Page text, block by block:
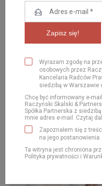
ARTYKUŁY
Wyrażam zgodę na
osobowych przez
Kancelaria Radców
siedzibą w Warszawie
Chcę być informowany e-
Raczyński Skalski &
Spółka Partnerska z
mnie adres e-mail. Czytaj
Zapoznałem się z
na jego postanowienia.
Ta witryna jest chroniona
Polityka prywatności i